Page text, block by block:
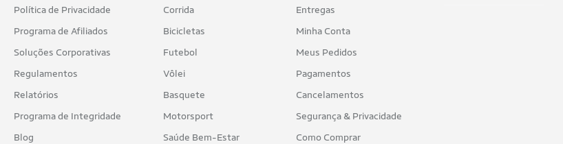
Política de Privacidade
Programa de Afiliados
Soluções Corporativas
Regulamentos
Relatórios
Programa de Integridade
Blog
Corrida
Bicicletas
Futebol
Vôlei
Basquete
Motorsport
Saúde Bem-Estar
Entregas
Minha Conta
Meus Pedidos
Pagamentos
Cancelamentos
Segurança & Privacidade
Como Comprar